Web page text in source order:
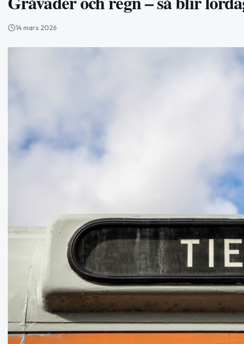
14 mars 2026